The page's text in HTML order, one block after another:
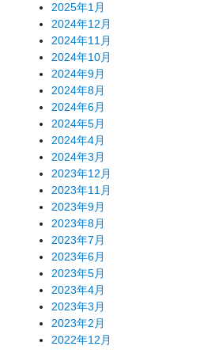
2025年1月
2024年12月
2024年11月
2024年10月
2024年9月
2024年8月
2024年6月
2024年5月
2024年4月
2024年3月
2023年12月
2023年11月
2023年9月
2023年8月
2023年7月
2023年6月
2023年5月
2023年4月
2023年3月
2023年2月
2022年12月